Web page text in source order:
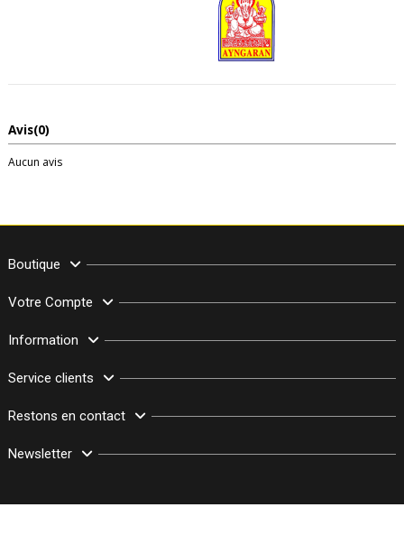
Avis(0)
Aucun avis
Boutique
Votre Compte
Information
Service clients
Restons en contact
Newsletter